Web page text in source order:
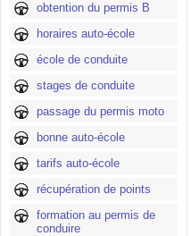
obtention du permis B
horaires auto-école
école de conduite
stages de conduite
passage du permis moto
bonne auto-école
tarifs auto-école
récupération de points
formation au permis de
conduire